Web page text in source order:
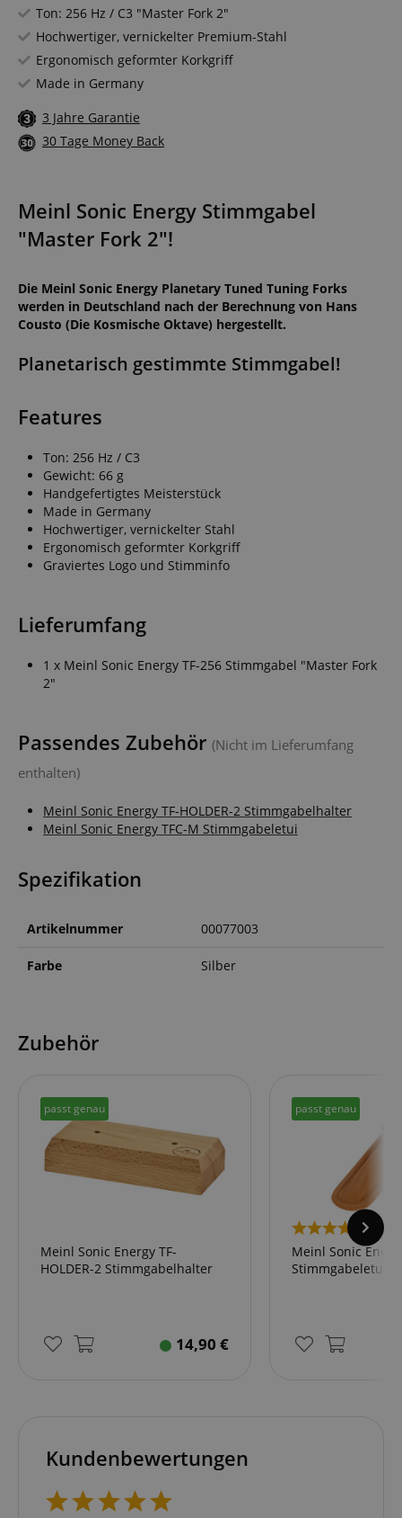
Ton: 256 Hz / C3 "Master Fork 2"
Hochwertiger, vernickelter Premium-Stahl
Ergonomisch geformter Korkgriff
Made in Germany
3 Jahre Garantie
30 Tage Money Back
Meinl Sonic Energy Stimmgabel
"Master Fork 2"!
Die Meinl Sonic Energy Planetary Tuned Tuning Forks
werden in Deutschland nach der Berechnung von Hans
Cousto (Die Kosmische Oktave) hergestellt.
Planetarisch gestimmte Stimmgabel!
Features
Ton: 256 Hz / C3
Gewicht: 66 g
Handgefertigtes Meisterstück
Made in Germany
Hochwertiger, vernickelter Stahl
Ergonomisch geformter Korkgriff
Graviertes Logo und Stimminfo
Lieferumfang
1 x Meinl Sonic Energy TF-256 Stimmgabel "Master Fork
2"
Passendes Zubehör (Nicht im Lieferumfang
enthalten)
Meinl Sonic Energy TF-HOLDER-2 Stimmgabelhalter
Meinl Sonic Energy TFC-M Stimmgabeletui
Spezifikation
Artikelnummer 00077003
Farbe Silber
Zubehör
passt genau
Meinl Sonic Energy TF-
HOLDER-2 Stimmgabelhalter
14,90 €
passt genau
Meinl Sonic
Stimmgabeletui
Kundenbewertungen